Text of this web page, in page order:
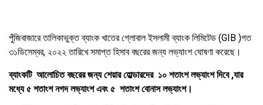
পুঁজিবাজারে তালিকাভুক্ত ব্যাংক খাতের গ্লোবাল ইসলামী ব্যাংক লিমিটেড (GIB )গত
৩১ডিসেম্বর, ২০২২ তারিখে সমাপ্ত হিসাব বছরের জন্য লভ্যাংশ ঘোষণা করেছে।
ব্যাংকটি আলোচিত বছরের জন্য শেয়ার হোল্ডারদের ১০ শতাংশ লভ্যাংশ দিবে,যার
মধ্যে৫ শতাংশ নগদ লভ্যাংশ এবং ৫ শতাংশ বোনাস লভ্যাংশ।